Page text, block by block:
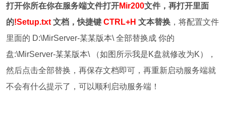
打开你所在你在服务端文件打开Mir200文件，再打开里面
的!Setup.txt 文档，快捷键CTRL+H 文本替换，将配置文件
里面的 D:\MirServer-某某版本\ 全部替换成 你的
盘:\MirServer-某某版本\ （如图所示我是K盘就修改为K），
然后点击全部替换，再保存文档即可，再重新启动服务端就
不会有什么提示了，可以顺利启动服务端！